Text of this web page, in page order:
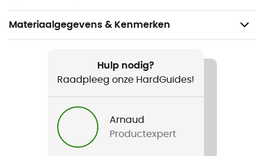
Materiaalgegevens & Kenmerken
Wandelen / Trailrunning / Trekking
Heren / Dames
Seeker Flow Gloves
Hulp nodig?
Raadpleeg onze HardGuides!
Arnaud
Productexpert